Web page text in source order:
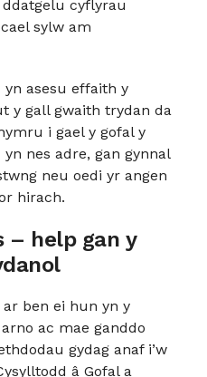
cyflyrau
sylw am
yn asesu effaith y
y gall gwaith trydan da
i gael y gofal y
nes adre, gan gynnal
neu oedi yr angen
hirach.
– help gan y
ben ei hun yn y
ac mae ganddo
gydag anaf i’w
â Gofal a